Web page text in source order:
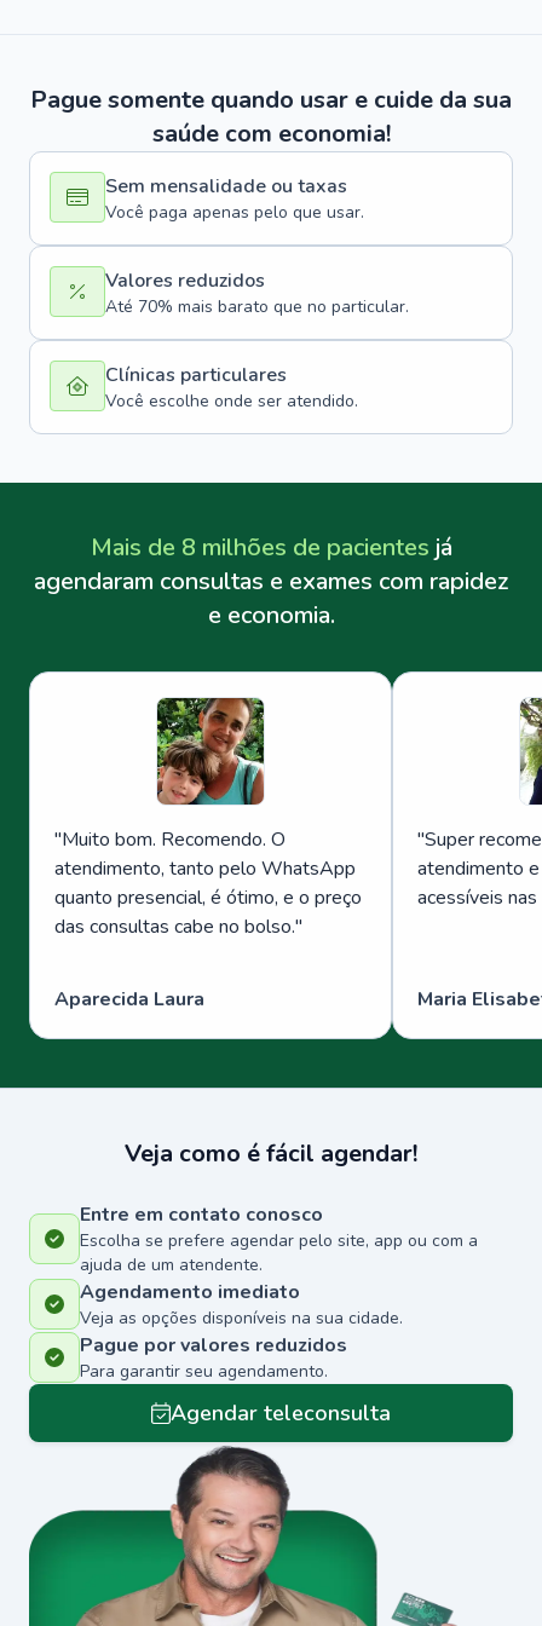
Pague somente quando usar e cuide da sua
saúde com economia!
Sem mensalidade ou taxas
Você paga apenas pelo que usar.
Valores reduzidos
Até 70% mais barato que no particular.
Clínicas particulares
Você escolhe onde ser atendido.
Mais de 8 milhões de pacientes já
agendaram consultas e exames com rapidez
e economia.
"Muito bom. Recomendo. O
atendimento, tanto pelo WhatsApp
quanto presencial, é ótimo, e o preço
das consultas cabe no bolso."
Aparecida Laura
"Super
atendimento
acessíveis
Maria
Veja como é fácil agendar!
Entre em contato conosco
Escolha se prefere agendar pelo site, app ou com a
ajuda de um atendente.
Agendamento imediato
Veja as opções disponíveis na sua cidade.
Pague por valores reduzidos
Para garantir seu agendamento.
Agendar teleconsulta